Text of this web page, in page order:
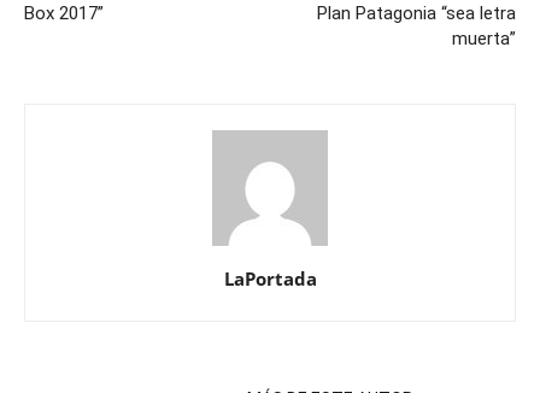
Box 2017”
Plan Patagonia “sea letra
muerta”
LaPortada